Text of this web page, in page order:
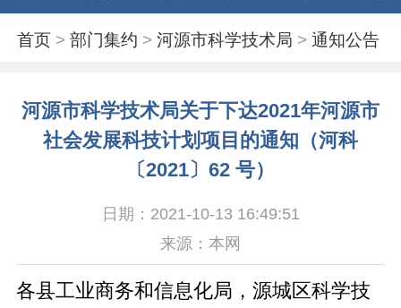
首页 >部门集约 >河源市科学技术局 >通知公告
河源市科学技术局关于下达2021年河源市
社会发展科技计划项目的通知（河科
〔2021〕62 号）
日期：2021-10-13 16:49:51
来源：本网
各县工业商务和信息化局，源城区科学技